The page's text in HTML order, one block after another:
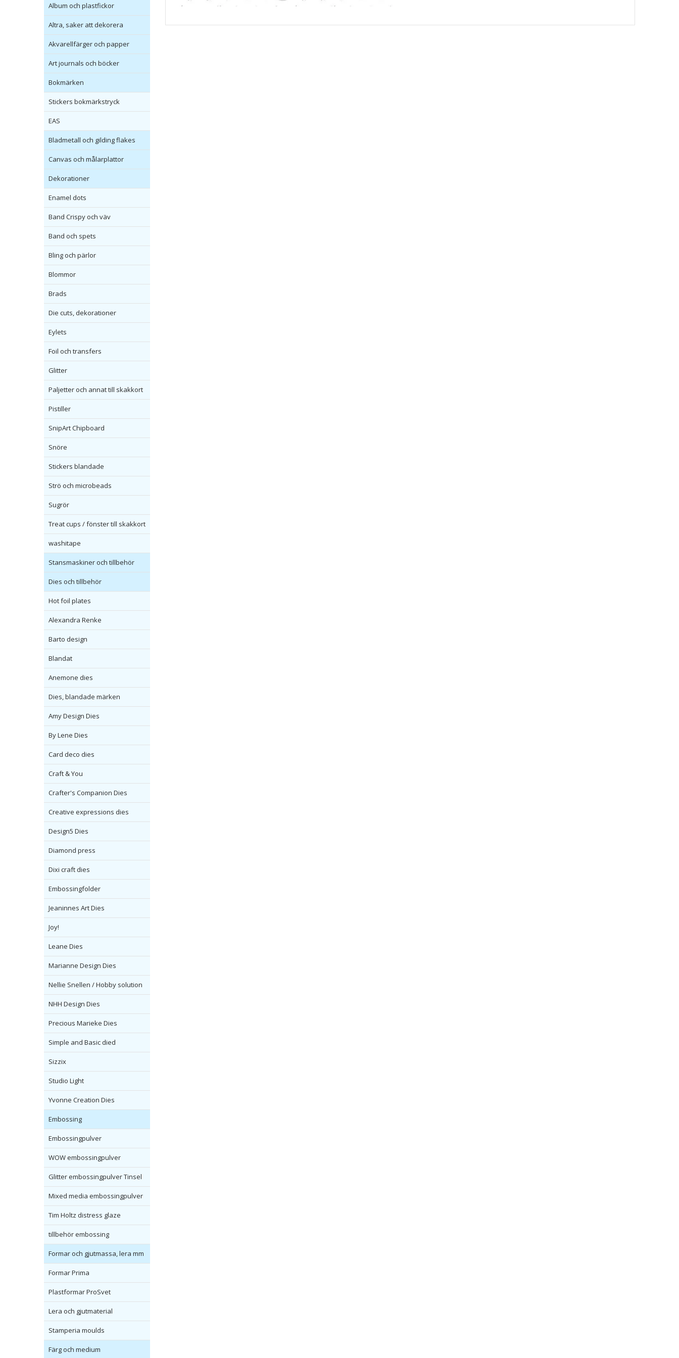
Album och plastfickor
Altra, saker att dekorera
Akvarellfärger och papper
Art journals och böcker
Bokmärken
Stickers bokmärkstryck
EAS
Bladmetall och gilding flakes
Canvas och målarplattor
Dekorationer
Enamel dots
Band Crispy och väv
Band och spets
Bling och pärlor
Blommor
Brads
Die cuts, dekorationer
Eylets
Foil och transfers
Glitter
Paljetter och annat till skakkort
Pistiller
SnipArt Chipboard
Snöre
Stickers blandade
Strö och microbeads
Sugrör
Treat cups / fönster till skakkort
washitape
Stansmaskiner och tillbehör
Dies och tillbehör
Hot foil plates
Alexandra Renke
Barto design
Blandat
Anemone dies
Dies, blandade märken
Amy Design Dies
By Lene Dies
Card deco dies
Craft & You
Crafter's Companion Dies
Creative expressions dies
Design5 Dies
Diamond press
Dixi craft dies
Embossingfolder
Jeaninnes Art Dies
Joy!
Leane Dies
Marianne Design Dies
Nellie Snellen / Hobby solution
NHH Design Dies
Precious Marieke Dies
Simple and Basic died
Sizzix
Studio Light
Yvonne Creation Dies
Embossing
Embossingpulver
WOW embossingpulver
Glitter embossingpulver Tinsel
Mixed media embossingpulver
Tim Holtz distress glaze
tillbehör embossing
Formar och gjutmassa, lera mm
Formar Prima
Plastformar ProSvet
Lera och gjutmaterial
Stamperia moulds
Färg och medium